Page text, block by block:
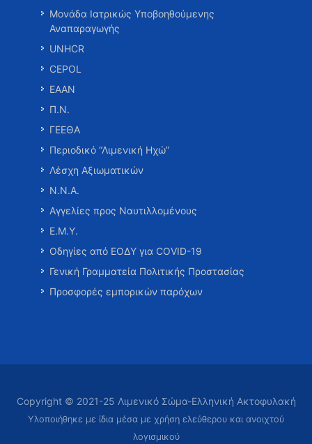
Μονάδα Ιατρικώς Υποβοηθούμενης
Αναπαραγωγής
UNHCR
CEPOL
ΕΑΑΝ
Π.Ν.
ΓΕΕΘΑ
Περιοδικό “Λιμενική Ηχώ”
Λέσχη Αξιωματικών
Ν.Ν.Α.
Αγγελίες προς Ναυτιλλομένους
Ε.Μ.Υ.
Οδηγίες από ΕΟΔΥ για COVID-19
Γενική Γραμματεία Πολιτικής Προστασίας
Προσφορές εμπορικών παρόχων
Copyright © 2021-25 Λιμενικό Σώμα-Ελληνική Ακτοφυλακή
Υλοποιήθηκε με ίδια μέσα με χρήση ελεύθερου και ανοιχτού
λογισμικού